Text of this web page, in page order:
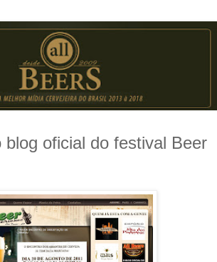
blog oficial do festival Beer